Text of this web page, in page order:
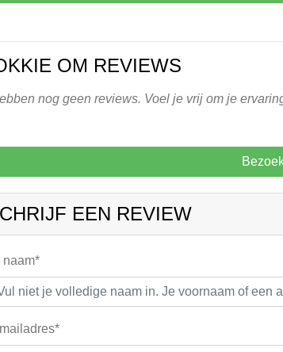
OM REVIEWS
nog geen reviews. Voel je vrij om je
EEN REVIEW
naam*